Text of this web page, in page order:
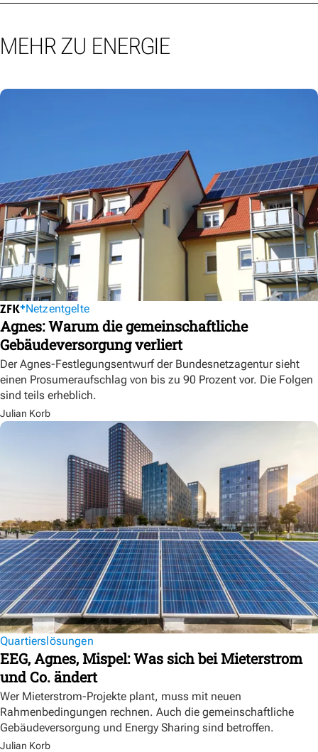
MEHR ZU ENERGIE
Netzentgelte
Agnes: Warum die gemeinschaftliche
Gebäudeversorgung verliert
Der Agnes-Festlegungsentwurf der Bundesnetzagentur sieht
einen Prosumeraufschlag von bis zu 90 Prozent vor. Die Folgen
sind teils erheblich.
Julian Korb
Quartierslösungen
EEG, Agnes, Mispel: Was sich bei Mieterstrom
und Co. ändert
Wer Mieterstrom-Projekte plant, muss mit neuen
Rahmenbedingungen rechnen. Auch die gemeinschaftliche
Gebäudeversorgung und Energy Sharing sind betroffen.
Julian Korb